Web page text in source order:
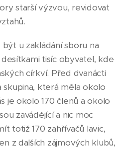
starší výzvou, revidovat
u zakládání sboru na
desítkami tisíc obyvatel, kde
církví. Před dvanácti
která měla okolo
je okolo 170 členů a okolo
zavádějící a nic moc
totiž 170 zahřívačů lavic,
z dalších zájmových klubů,